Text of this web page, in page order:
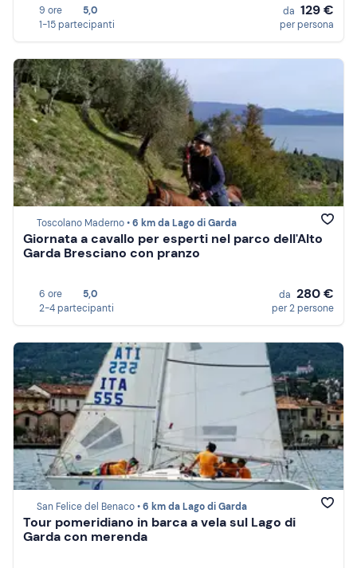
9 ore
5,0
1-15 partecipanti
da 129 €
per persona
Toscolano Maderno •6 km da Lago di Garda
Giornata a cavallo per esperti nel parco dell'Alto
Garda Bresciano con pranzo
6 ore
5,0
2-4 partecipanti
da 280 €
per 2 persone
San Felice del Benaco •6 km da Lago di Garda
Tour pomeridiano in barca a vela sul Lago di
Garda con merenda